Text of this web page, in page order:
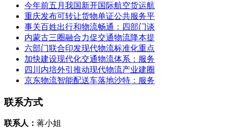
今年前五月我国新开国际航空货运航
重庆发布可转让货物单证公共服务平
事关百姓出行和物流畅通：四部门谈
内蒙古三圈融合力促交通物流降本提
六部门联合印发现代物流标准化重点
加快建设现代化交通物流体系：服务
四川内培外引推动现代物流产业建圈
京东物流智能配送车落地沙特：服务
联系方式
联系人： 蒋小姐